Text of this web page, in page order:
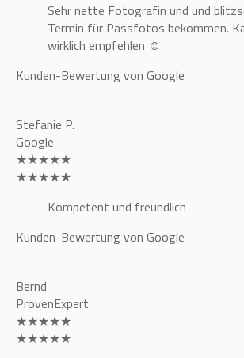
Sehr nette Fotografin und und
Termin für Passfotos bekommen.
wirklich empfehlen ☺️
Kunden-Bewertung von Google
Stefanie P.
Google
★★★★★
★★★★★
Kompetent und freundlich
Kunden-Bewertung von Google
Bernd
ProvenExpert
★★★★★
★★★★★